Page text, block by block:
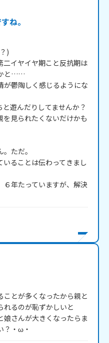
ね。
)
二イヤイヤ期こと反抗期は
と……
が鬱陶しく感じるようにな
遊んだりしてませんか？
見られたくないだけかも
ただ。
ることは伝わってきまし
６年たっていますが、解決
ことが多くなったから親と
れるのが恥ずかしいと
さんが大きくなったらま
？・ω・